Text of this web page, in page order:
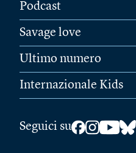
Podcast
Savage love
Ultimo numero
Internazionale Kids
Seguici su